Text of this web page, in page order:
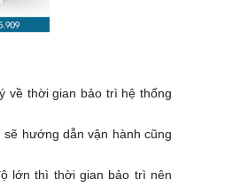
về thời gian bảo trì hệ thống
hướng dẫn vận hành cũng
lớn thì thời gian bảo trì nên